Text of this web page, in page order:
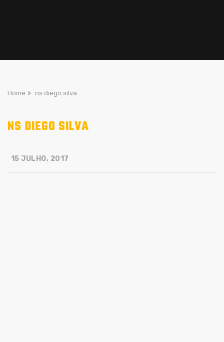
Home > ns diego silva
NS DIEGO SILVA
15 JULHO, 2017